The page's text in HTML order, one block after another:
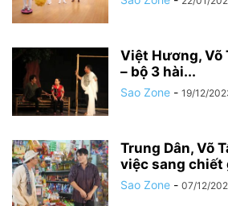
Việt Hương, Võ
– bộ 3 hài...
Sao Zone - 19/12/
Trung Dân, Võ
việc sang chiết
Sao Zone - 07/12/